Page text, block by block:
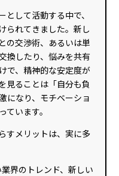
して活動する中で、
られてきました。新し
の交渉術、あるいは単
換したり、悩みを共有
で、精神的な安定度が
見ることは「自分も負
になり、モチベーショ
います。
すメリットは、実に多
界のトレンド、新しい